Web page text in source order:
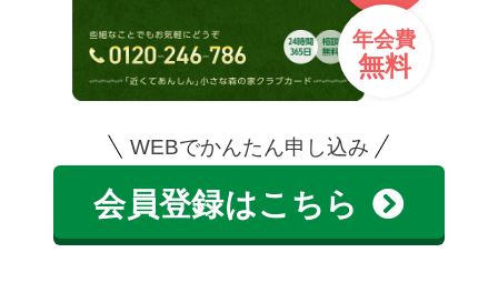
年会費
無料
WEBでかんたん申し込み
会員登録はこちら